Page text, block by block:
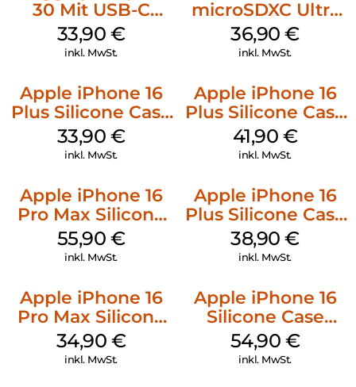
30 Mit USB-C
Kabel Weiß
33,90 €
inkl. MwSt.
microSDXC Ultra
128 GB + Adapter
Mobile
36,90€
inkl. MwSt.
Apple iPhone 16
Plus Silicone Case
MagSafe Lake
Green
33,90 €
inkl. MwSt.
Apple iPhone 16
Plus Silicone Case
MagSafe Stone
Gray
41,90 €
inkl. MwSt.
Apple iPhone 16
Pro Max Silicone
Case MagSafe
Stone Gray
55,90 €
inkl. MwSt.
Apple iPhone 16
Plus Silicone Case
MagSafe Denim
38,90€
inkl. MwSt.
Apple iPhone 16
Pro Max Silicone
Case MagSafe
Denim
34,90 €
inkl. MwSt.
Apple iPhone 16
Silicone Case
MagSafe Lake
Green
54,90 €
inkl. MwSt.